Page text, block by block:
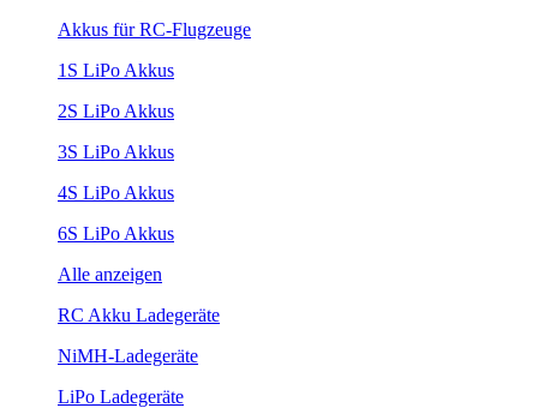
Akkus für RC-Flugzeuge
1S LiPo Akkus
2S LiPo Akkus
3S LiPo Akkus
4S LiPo Akkus
6S LiPo Akkus
Alle anzeigen
RC Akku Ladegeräte
NiMH-Ladegeräte
LiPo Ladegeräte